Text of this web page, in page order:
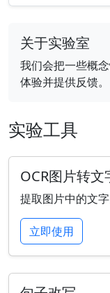
关于实验室
我们会把一些概
体验并提供反馈。
实验工具
OCR图片转文
提取图片中的文
立即使用